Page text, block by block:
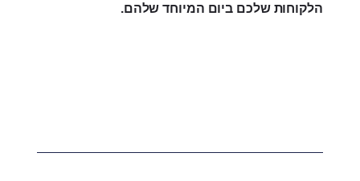
הלקוחות שלכם ביום המיוחד שלהם.